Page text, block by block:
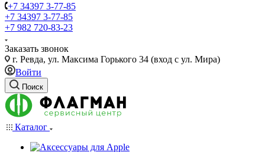
+7 34397 3-77-85
+7 34397 3-77-85
+7 982 720-83-23
Заказать звонок
г. Ревда, ул. Максима Горького 34 (вход с ул. Мира)
Войти
Поиск
Каталог